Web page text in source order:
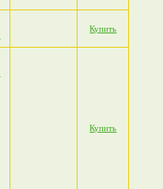
Купить
Купить